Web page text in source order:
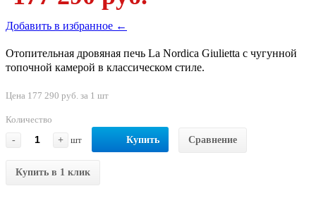
Добавить в избранное ←
Отопительная дровяная печь La Nordica Giulietta с чугунной
топочной камерой в классическом стиле.
Цена 177 290 руб. за 1 шт
Количество
-
+ шт Купить Сравнение
Купить в 1 клик